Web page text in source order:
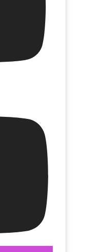
God Save the Queen